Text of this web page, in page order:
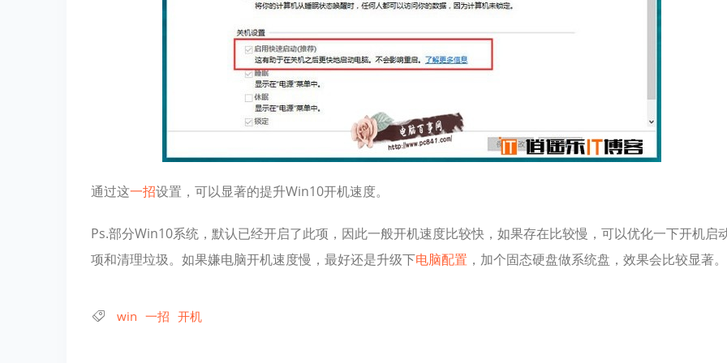
通过这一招设置，可以显著的提升Win10开机速度。
Ps.部分Win10系统，默认已经开启了此项，因此一般开机速度比较快，如果存在比较慢，可以优化一下开机启
项和清理垃圾。如果嫌电脑开机速度慢，最好还是升级下电脑配置 ，加个固态硬盘做系统盘，效果会比较显著。
win 一招 开机